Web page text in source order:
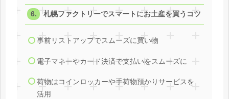
札幌ファクトリーでスマートにお土産を買うコツ
事前リストアップでスムーズに買い物
電子マネーやカード決済で支払いをスムーズに
荷物はコインロッカーや手荷物預かりサービスを
活用